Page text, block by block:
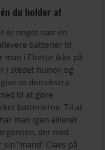
du holder af
er noget nær en
batterier til
man i Elretur ikke på
i stedet humor og
os den ekstra
til at gøre
batterierne. Til at
man igen allieret
der med
”mand” Claes på